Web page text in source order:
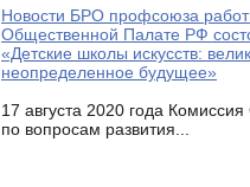
Новости БРО профсоюза
Общественной Палате РФ
«Детские школы искусств:
неопределенное будущее»
17 августа 2020 года
по вопросам развития...